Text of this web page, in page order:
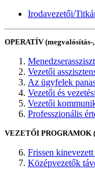
Irodavezetői/
OPERATÍV
Vezetői
Az ügyfelek
Vezetői és
Vezetői
Professzionális
VEZETŐI PROGRAMOK
Frissen
Középvezetők